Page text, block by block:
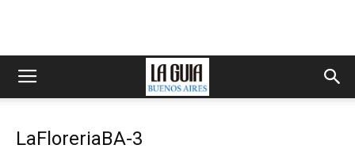
LaFloreriaBA-3